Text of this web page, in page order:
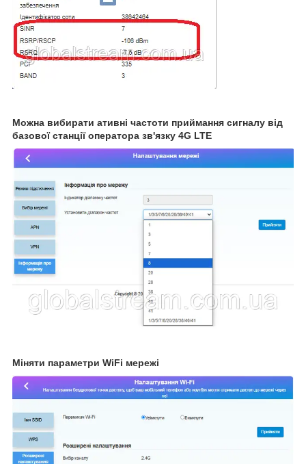
Можна вибирати ативні частоти приймання сигналу від
базової станції оператора зв'язку 4G LTE
Міняти параметри WiFi мережі